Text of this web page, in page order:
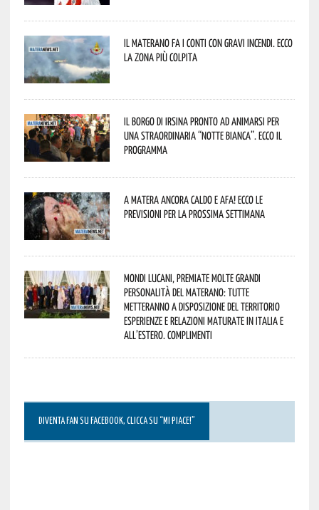
Il materano fa i conti con gravi incendi. Ecco
la zona più colpita
Il borgo di Irsina pronto ad animarsi per
una straordinaria “Notte Bianca”. Ecco il
programma
A Matera ancora caldo e afa! Ecco le
previsioni per la prossima settimana
Mondi lucani, premiate molte grandi
personalità del materano: tutte
metteranno a disposizione del territorio
esperienze e relazioni maturate in Italia e
all’estero. Complimenti
DIVENTA FAN SU FACEBOOK, CLICCA SU “MI PIACE!”